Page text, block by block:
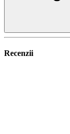
Recenzii